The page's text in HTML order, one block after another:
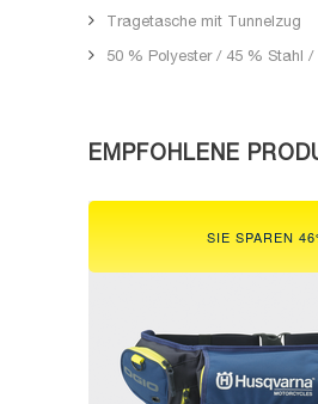
Tragetasche mit Tunnelzug
50 % Polyester / 45 % Stahl /
EMPFOHLENE
SIE SPAREN